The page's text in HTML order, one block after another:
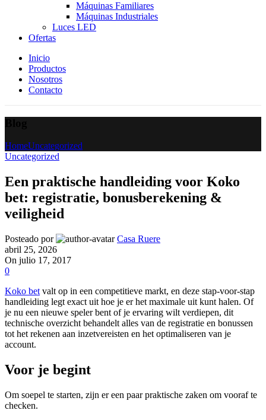
Máquinas Familiares
Máquinas Industriales
Luces LED
Ofertas
Inicio
Productos
Nosotros
Contacto
HomeUncategorized
Uncategorized
Een praktische handleiding voor Koko
bet: registratie, bonusberekening &
veiligheid
Posteado por
Casa Ruere
abril 25, 2026
On julio 17, 2017
0
Koko bet valt op in een competitieve markt, en deze stap-voor-stap
handleiding legt exact uit hoe je er het maximale uit kunt halen. Of
je nu een nieuwe speler bent of je ervaring wilt verdiepen, dit
technische overzicht behandelt alles van de registratie en bonussen
tot het rekenen aan inzetvereisten en het optimaliseren van je
account.
Voor je begint
Om soepel te starten, zijn er een paar praktische zaken om vooraf te
checken.